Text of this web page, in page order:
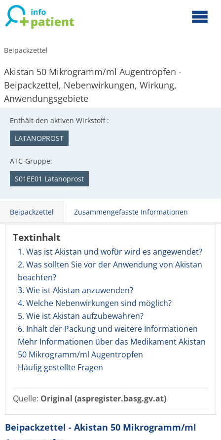
Beipackzettel
Akistan 50 Mikrogramm/ml Augentropfen -
Beipackzettel, Nebenwirkungen, Wirkung,
Anwendungsgebiete
Enthält den aktiven Wirkstoff :
LATANOPROST
ATC-Gruppe:
S01EE01 Latanoprost
Beipackzettel Zusammengefasste Informationen
Textinhalt
1. Was ist Akistan und wofür wird es angewendet?
2. Was sollten Sie vor der Anwendung von Akistan
beachten?
3. Wie ist Akistan anzuwenden?
4. Welche Nebenwirkungen sind möglich?
5. Wie ist Akistan aufzubewahren?
6. Inhalt der Packung und weitere Informationen
Mehr Informationen über das Medikament Akistan
50 Mikrogramm/ml Augentropfen
Häufig gestellte Fragen
Quelle: Original (aspregister.basg.gv.at)
Beipackzettel - Akistan 50 Mikrogramm/ml